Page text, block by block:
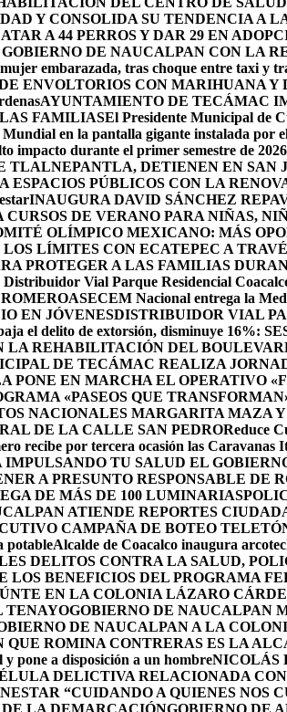
Y CONSOLIDA SU TENDENCIA A
A 44 PERROS Y DAR 29 EN
DE NAUCALPAN CON LA
embarazada, tras choque entre taxi y
ENVOLTORIOS CON MARIHUANA
AYUNTAMIENTO DE TECÁMAC
FAMILIASEl Presidente Municipal de
Mundial en la pantalla gigante instalada por
impacto durante el primer semestre de
TLALNEPANTLA, ​DETIENEN EN SAN
ESPACIOS PÚBLICOS CON LA
INAUGURA DAVID SÁNCHEZ
DE VERANO PARA NIÑAS,
OLÍMPICO MEXICANO: MÁS
LÍMITES CON ECATEPEC A
PROTEGER A LAS FAMILIAS
Vial Parque Residencial
ASECEM Nacional entrega la
EN JÓVENESDISTRIBUIDOR VIAL
el delito de extorsión, disminuye 16%:
LA REHABILITACIÓN DEL
DE TECÁMAC REALIZA
PONE EN MARCHA EL OPERATIVO
«PASEOS QUE
NACIONALES MARGARITA MAZA
DE LA CALLE SAN PEDROReduce
recibe por tercera ocasión las Caravanas
IMPULSANDO TU SALUD EL
A PRESUNTO RESPONSABLE DE
DE MÁS DE 100 LUMINARIAS
ATIENDE REPORTES
CAMPAÑA DE BOTEO
potableAlcalde de Coacalco inaugura
DELITOS CONTRA LA SALUD,
BENEFICIOS DEL PROGRAMA
EN LA COLONIA LÁZARO
TENAYOGOBIERNO DE NAUCALPAN
DE NAUCALPAN A LA
QUE ROMINA CONTRERAS ES LA
pone a disposición a un hombreNICOLÁS
DELICTIVA RELACIONADA
“CUIDANDO A QUIENES NOS
LA DEMARCACIÓNGOBIERNO DE